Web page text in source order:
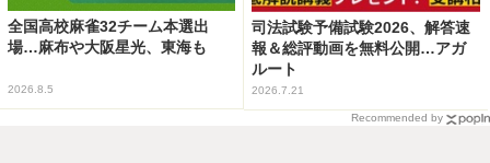
全国高校麻雀32チーム本選出
場…麻布や大阪星光、東海も
2026.8.5
司法試験予備試験2026、解答速
報＆総評動画を無料公開…アガ
ルート
2026.7.21
Recommended by